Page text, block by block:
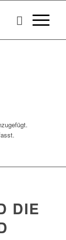
DIE